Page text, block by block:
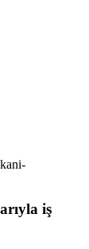
iş